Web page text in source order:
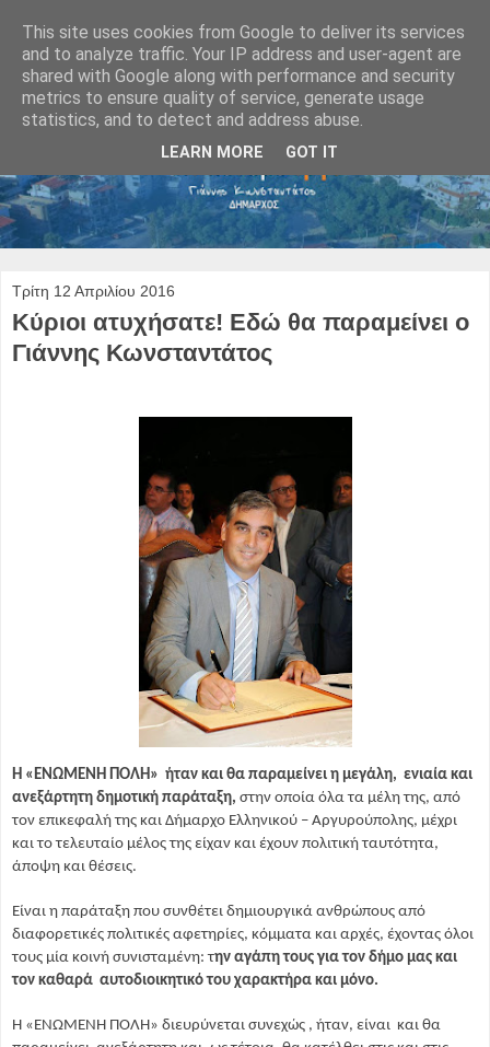
Τρίτη 12 Απριλίου 2016
Κύριοι ατυχήσατε! Εδώ θα παραμείνει ο
Γιάννης Κωνσταντάτος
Η «ΕΝΩΜΕΝΗ ΠΟΛΗ» ήταν και θα παραμείνει η μεγάλη, ενιαία και
ανεξάρτητη δημοτική παράταξη, στην οποία όλα τα μέλη της, από
τον επικεφαλή της και Δήμαρχο Ελληνικού – Αργυρούπολης, μέχρι
και το τελευταίο μέλος της είχαν και έχουν πολιτική ταυτότητα,
άποψη και θέσεις.
Είναι η παράταξη που συνθέτει δημιουργικά ανθρώπους από
διαφορετικές πολιτικές αφετηρίες, κόμματα και αρχές, έχοντας όλοι
τους μία κοινή συνισταμένη: την αγάπη τους για τον δήμο μας και
τον καθαρά αυτοδιοικητικό του χαρακτήρα και μόνο.
Η «ΕΝΩΜΕΝΗ ΠΟΛΗ» διευρύνεται συνεχώς , ήταν, είναι και θα
This site uses cookies from Google to deliver its services
and to analyze traffic. Your IP address and user-agent are
shared with Google along with performance and security
metrics to ensure quality of service, generate usage
statistics, and to detect and address abuse.
LEARN MORE GOT IT